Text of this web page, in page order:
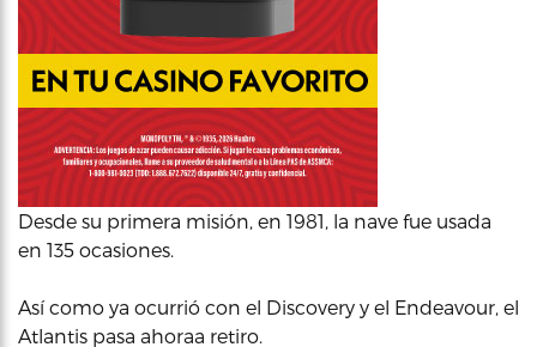
Desde su primera misión, en 1981, la nave fue usada
en 135 ocasiones.
Así como ya ocurrió con el Discovery y el Endeavour, el
Atlantis pasa ahoraa retiro.